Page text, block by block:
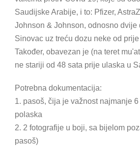
Saudijske Arabije, i to: Pfizer,
Johnson & Johnson, odnosno dvije
Sinovac uz treću dozu neke od
Također, obavezan je (na teret
ne stariji od 48 sata prije ulaska u
Potrebna dokumentacija:
1. pasoš, čija je važnost najmanje
polaska
2. 2 fotografije u boji, sa bijelom
pasoš)